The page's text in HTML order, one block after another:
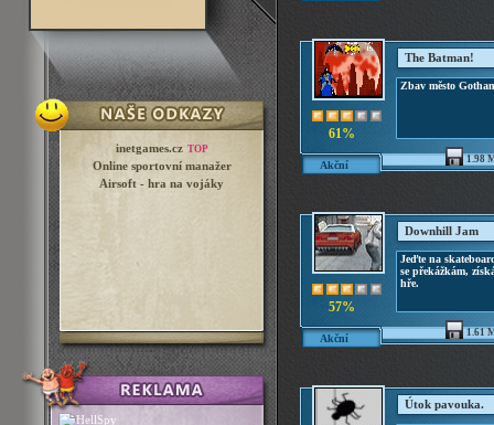
inetgames.cz TOP
Online sportovní manažer
Airsoft - hra na vojáky
61%
The Batman!
Zbav město
Akční 1.98
57%
Downhill Jam
Jeďte na
se překážkám,
hře.
Akční 1.61
Útok pavouka.